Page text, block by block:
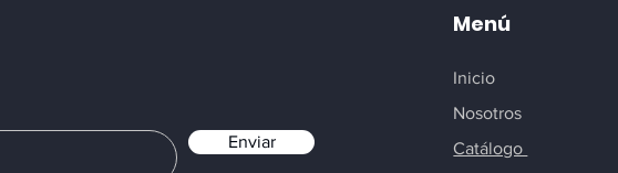
Enviar
Menú
Inicio
Nosotros
Catálogo